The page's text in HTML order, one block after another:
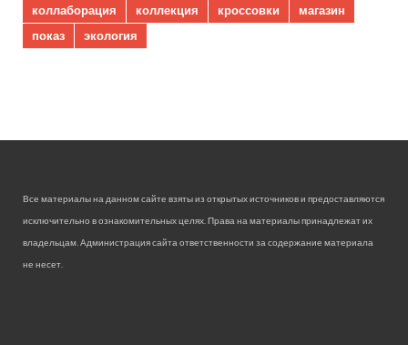
коллаборация
коллекция кроссовки
магазин
показ
экология
Все материалы на данном сайте взяты из открытых источников и предоставляются
исключительно в ознакомительных целях. Права на материалы принадлежат их
владельцам. Администрация сайта ответственности за содержание материала
не несет.